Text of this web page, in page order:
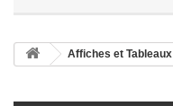
Affiches et Tableaux